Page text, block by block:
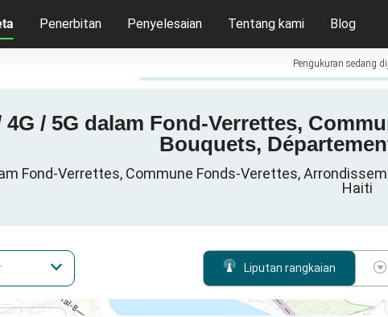
Penerbitan Penyelesaian Tentang kami Blog
Pengukuran sedang
4G / 5G dalam Fond-Verrettes,
Bouquets,
Fond-Verrettes, Commune Fonds-Verettes,
Haiti
Liputan rangkaian